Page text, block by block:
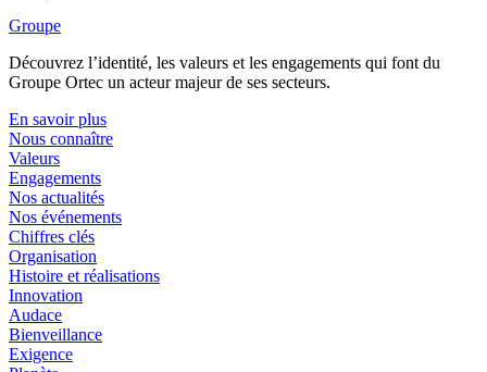
Groupe
Découvrez l’identité, les valeurs et les engagements qui font du
Groupe Ortec un acteur majeur de ses secteurs.
En savoir plus
Nous connaître
Valeurs
Engagements
Nos actualités
Nos événements
Chiffres clés
Organisation
Histoire et réalisations
Innovation
Audace
Bienveillance
Exigence